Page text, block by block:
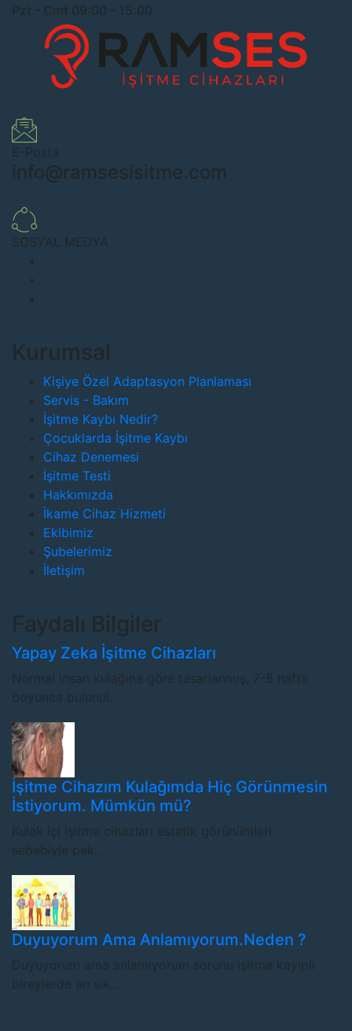
Pzt - Cmt 09:00 - 15:00
E-Posta
info@ramsesisitme.com
SOSYAL MEDYA
Kurumsal
Kişiye Özel Adaptasyon Planlaması
Servis - Bakım
İşitme Kaybı Nedir?
Çocuklarda İşitme Kaybı
Cihaz Denemesi
İşitme Testi
Hakkımızda
İkame Cihaz Hizmeti
Ekibimiz
Şubelerimiz
İletişim
Faydalı Bilgiler
Yapay Zeka İşitme Cihazları
Normal insan kulağına göre tasarlanmış, 7-8 hafta
boyunca bulunul..
İşitme Cihazım Kulağımda Hiç Görünmesin
İstiyorum. Mümkün mü?
Kulak içi işitme cihazları estetik görünümleri
sebebiyle pek..
Duyuyorum Ama Anlamıyorum.Neden ?
Duyuyorum ama anlamıyorum sorunu işitme kayıplı
bireylerde en sık..